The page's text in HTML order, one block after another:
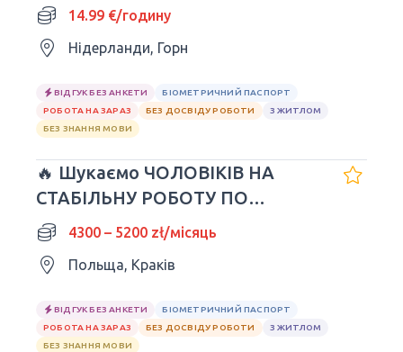
14.99 €/годину
Нідерланди, Горн
ВІДГУК БЕЗ АНКЕТИ
БІОМЕТРИЧНИЙ ПАСПОРТ
РОБОТА НА ЗАРАЗ
БЕЗ ДОСВІДУ РОБОТИ
З ЖИТЛОМ
БЕЗ ЗНАННЯ МОВИ
🔥 Шукаємо ЧОЛОВІКІВ НА
СТАБІЛЬНУ РОБОТУ ПО
UMOWA O PRACĘ! KRAKÓW
4300 – 5200 zł/місяць
Польща, Краків
ВІДГУК БЕЗ АНКЕТИ
БІОМЕТРИЧНИЙ ПАСПОРТ
РОБОТА НА ЗАРАЗ
БЕЗ ДОСВІДУ РОБОТИ
З ЖИТЛОМ
БЕЗ ЗНАННЯ МОВИ